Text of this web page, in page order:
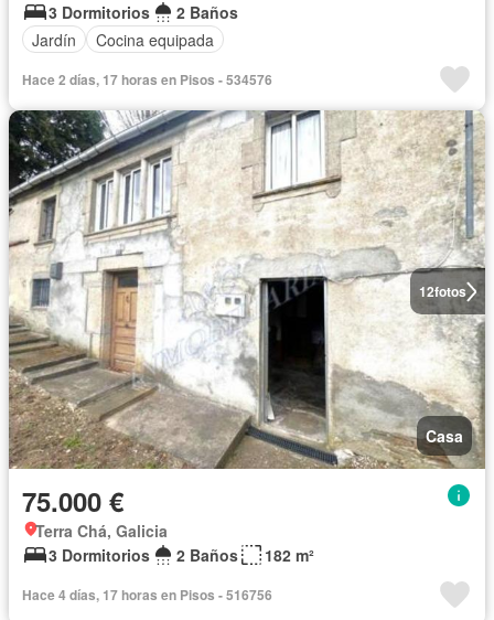
3 Dormitorios
2 Baños
Jardín
Cocina equipada
Hace 2 días, 17 horas en Pisos - 534576
12fotos
Casa
75.000 €
Terra Chá, Galicia
3 Dormitorios
2 Baños 182 m²
Hace 4 días, 17 horas en Pisos - 516756